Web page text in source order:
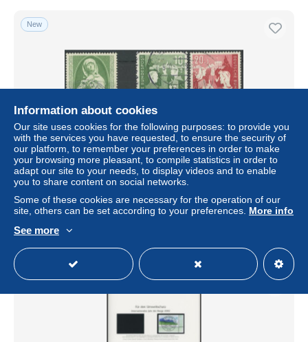
New
BUNDESREPUBLIK 151,153/4 o, 1952, Nationalmuseum
Nürnberg und Bundesjugendplan, 3 Prachtwerte, Mi. 65.-
± $21.89
Status
New
Information about cookies
Our site uses cookies for the following purposes: to provide you
with the services you have requested, to ensure the security of
our platform, to remember your preferences in order to make
your browsing more pleasant, to compile statistics in order to
adapt our site to your needs, to display videos and to enable
you to share content on social networks.
Some of these cookies are necessary for the operation of our
site, others can be set according to your preferences. More info
See more